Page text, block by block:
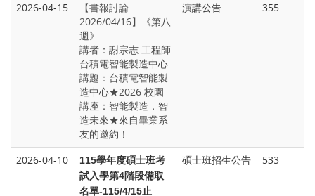
2026-04-15
【書報討論
2026/04/16】《第八
週》
講者：謝宗志 工程師
台積電智能製造中心
講題：台積電智能製
造中心★2026 校園
講座：智能製造．智
造未來★來自畢業系
友的邀約！
演講公告 355
2026-04-10 115學年度碩士班考
試入學第4階段備取
名單-115/4/15止
碩士班招生公告 533